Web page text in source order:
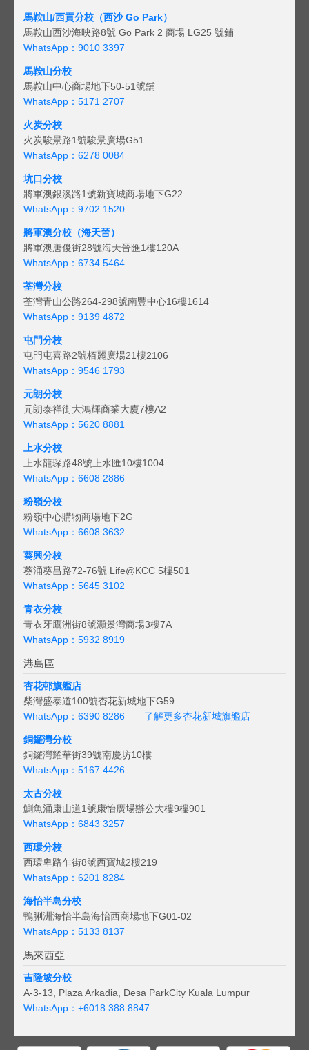
馬鞍山/西貢分校（西沙 Go Park）
馬鞍山西沙海映路8號 Go Park 2 商場 LG25 號鋪
WhatsApp：9010 3397
馬鞍山分校
馬鞍山中心商場地下50-51號舖
WhatsApp：5171 2707
火炭分校
火炭駿景路1號駿景廣場G51
WhatsApp：6278 0084
坑口分校
將軍澳銀澳路1號新寶城商場地下G22
WhatsApp：9702 1520
將軍澳分校（海天晉）
將軍澳唐俊街28號海天晉匯1樓120A
WhatsApp：6734 5464
荃灣分校
荃灣青山公路264-298號南豐中心16樓1614
WhatsApp：9139 4872
屯門分校
屯門屯喜路2號栢麗廣場21樓2106
WhatsApp：9546 1793
元朗分校
元朗泰祥街大鴻輝商業大廈7樓A2
WhatsApp：5620 8881
上水分校
上水龍琛路48號上水匯10樓1004
WhatsApp：6608 2886
粉嶺分校
粉嶺中心購物商場地下2G
WhatsApp：6608 3632
葵興分校
葵涌葵昌路72-76號 Life@KCC 5樓501
WhatsApp：5645 3102
青衣分校
青衣牙鷹洲街8號灝景灣商場3樓7A
WhatsApp：5932 8919
港島區
杏花邨旗艦店
柴灣盛泰道100號杏花新城地下G59
WhatsApp：6390 8286
了解更多杏花新城旗艦店
銅鑼灣分校
銅鑼灣耀華街39號南慶坊10樓
WhatsApp：5167 4426
太古分校
鰂魚涌康山道1號康怡廣場辦公大樓9樓901
WhatsApp：6843 3257
西環分校
西環卑路乍街8號西寶城2樓219
WhatsApp：6201 8284
海怡半島分校
鴨脷洲海怡半島海怡西商場地下G01-02
WhatsApp：5133 8137
馬來西亞
吉隆坡分校
A-3-13, Plaza Arkadia, Desa ParkCity Kuala Lumpur
WhatsApp： +6018 388 8847